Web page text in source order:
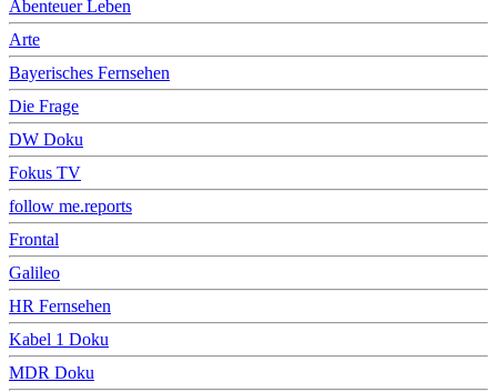
Abenteuer Leben
Arte
Bayerisches Fernsehen
Die Frage
DW Doku
Fokus TV
follow me.reports
Frontal
Galileo
HR Fernsehen
Kabel 1 Doku
MDR Doku